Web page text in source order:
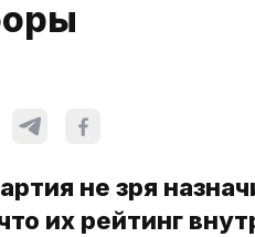
не зря
их рейтинг